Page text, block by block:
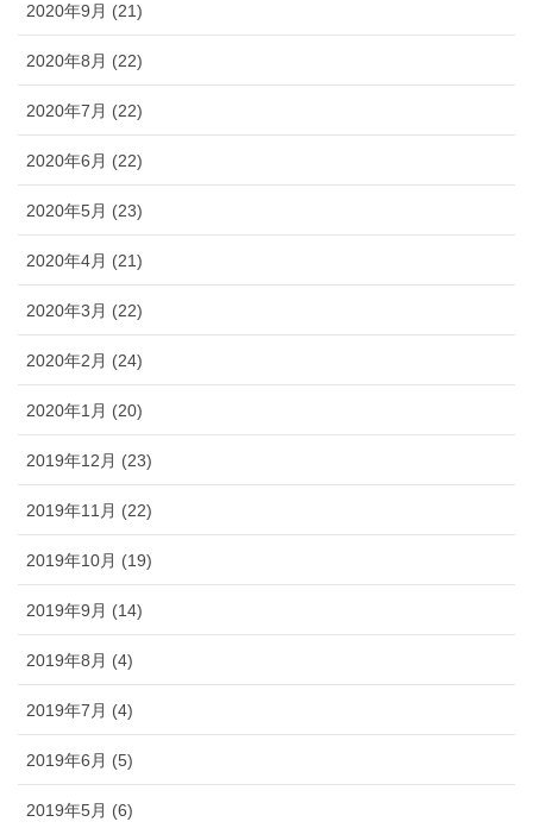
2020年9月 (21)
2020年8月 (22)
2020年7月 (22)
2020年6月 (22)
2020年5月 (23)
2020年4月 (21)
2020年3月 (22)
2020年2月 (24)
2020年1月 (20)
2019年12月 (23)
2019年11月 (22)
2019年10月 (19)
2019年9月 (14)
2019年8月 (4)
2019年7月 (4)
2019年6月 (5)
2019年5月 (6)